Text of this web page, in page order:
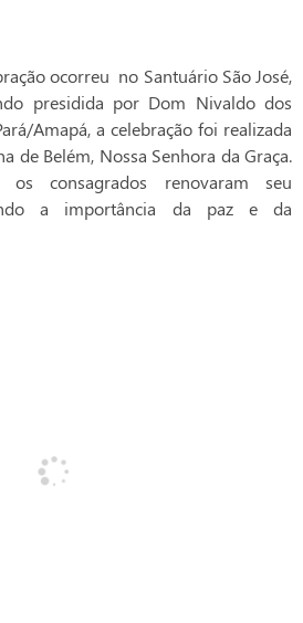
ocorreu no Santuário São José,
presidida por Dom Nivaldo dos
Amapá, a celebração foi realizada
de Belém, Nossa Senhora da Graça.
consagrados renovaram seu
a importância da paz e da